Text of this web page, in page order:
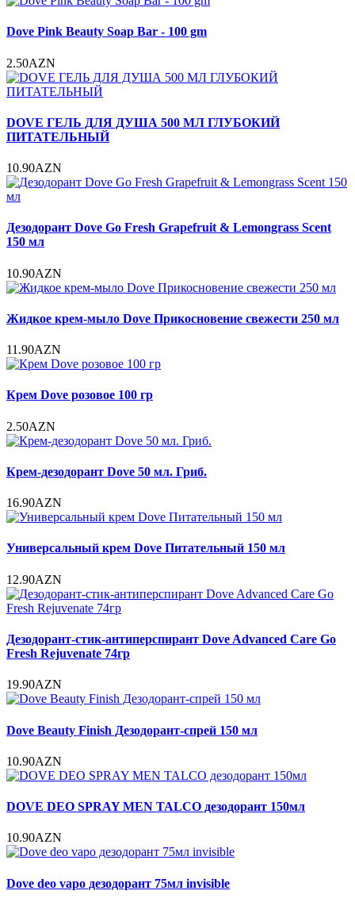
Dove Pink Beauty Soap Bar - 100 gm
2.50AZN
DOVE ГЕЛЬ ДЛЯ ДУША 500 МЛ ГЛУБОКИЙ
ПИТАТЕЛЬНЫЙ
10.90AZN
Дезодорант Dove Go Fresh Grapefruit & Lemongrass Scent
150 мл
10.90AZN
Жидкое крем-мыло Dove Прикосновение свежести 250 мл
11.90AZN
Крем Dove розовое 100 гр
2.50AZN
Крем-дезодорант Dove 50 мл. Гриб.
16.90AZN
Универсальный крем Dove Питательный 150 мл
12.90AZN
Дезодорант-стик-антиперспирант Dove Advanced Care Go
Fresh Rejuvenate 74гр
19.90AZN
Dove Beauty Finish Дезодорант-спрей 150 мл
10.90AZN
DOVE DEO SPRAY MEN TALCO дезодорант 150мл
10.90AZN
Dove deo vapo дезодорант 75мл invisible